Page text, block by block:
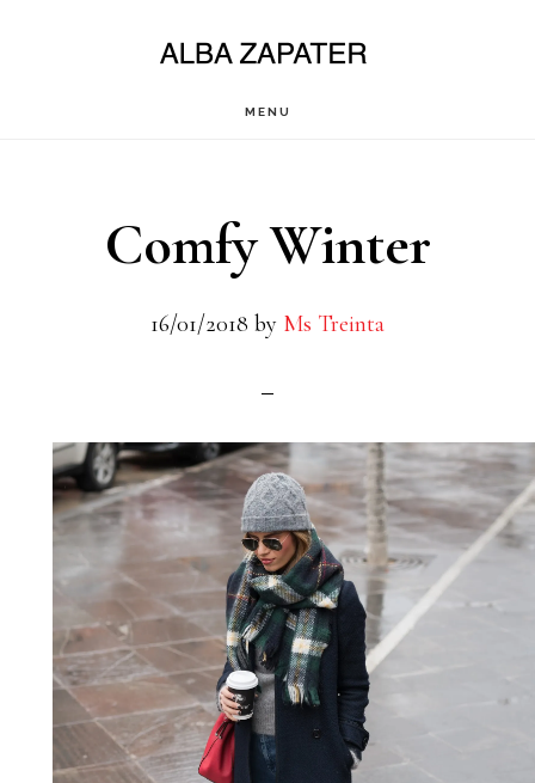
MENU
Comfy Winter
16/01/2018 by Ms Treinta